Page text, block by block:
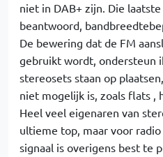
niet in DAB+ zijn. Die
beantwoord,
De bewering dat de FM
gebruikt wordt, ondersteun
stereosets staan op
niet mogelijk is, zoals flats ,
Heel veel eigenaren van
ultieme top, maar voor
signaal is overigens best te